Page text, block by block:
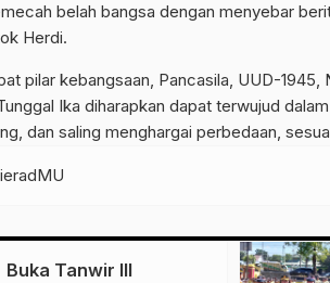
belah bangsa dengan menyebar
Herdi.
pilar kebangsaan, Pancasila, UUD-1945,
Ika diharapkan dapat terwujud
dan saling menghargai perbedaan,
Buka Tanwir III